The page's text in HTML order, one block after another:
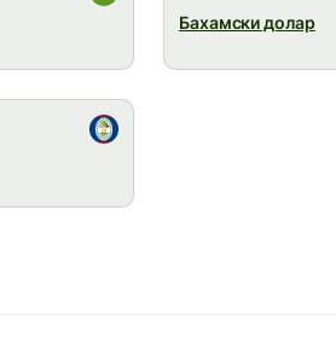
Бахамски долар